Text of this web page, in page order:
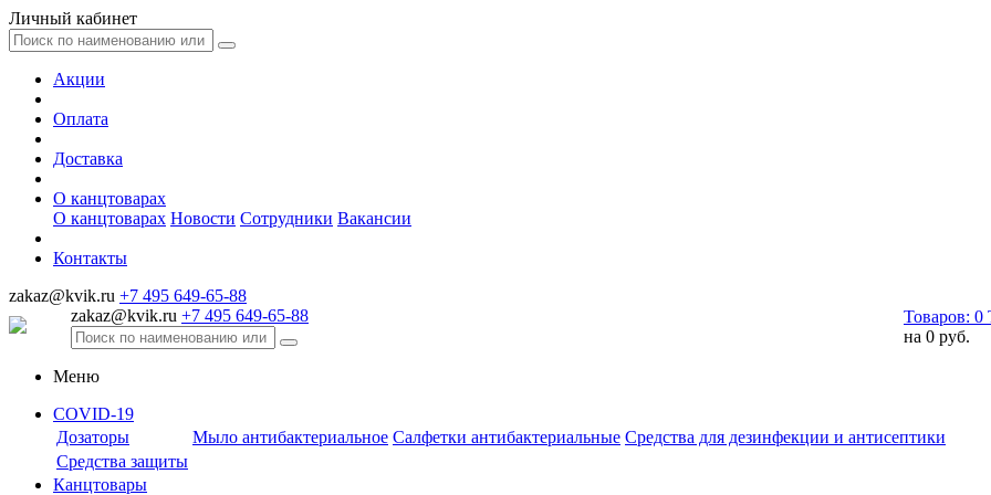
Личный кабинет
Акции
Оплата
Доставка
О канцтоварах
О канцтоварах Новости Сотрудники Вакансии
Контакты
zakaz@kvik.ru +7 495 649-65-88
zakaz@kvik.ru +7 495 649-65-88 Товаров: 0
на 0 руб.
Меню
COVID-19
Дозаторы
Мыло антибактериальное Салфетки антибактериальные Средства для дезинфекции и антисептики
Средства защиты
Канцтовары